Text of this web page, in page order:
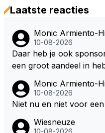
Laatste reacties
Monic Armiento-
10-08-2026
Daar heb je ook
een groot aandeel in
eam baas zijn en 24 of
den, hij zal dan een
P die al op weg was
Monic Armiento-
10-08-2026
Niet nu en niet voor
Wiesneuze
10-08-2026